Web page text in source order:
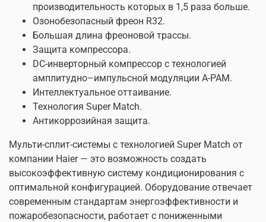
производительность которых в 1,5 раза больше.
Озонобезопасный фреон R32.
Большая длина фреоновой трассы.
Защита компрессора.
DC-инверторный компрессор с технологией
амплитудно–импульсной модуляции A-PAM.
Интеллектуальное оттаивание.
Технология Super Match.
Антикоррозийная защита.
Мульти-сплит-системы с технологией Super Match от
компании Haier — это возможность создать
высокоэффективную систему кондиционирования с
оптимальной конфигурацией. Оборудование отвечает
современным стандартам энергоэффективности и
пожаробезопасности, работает с пониженными